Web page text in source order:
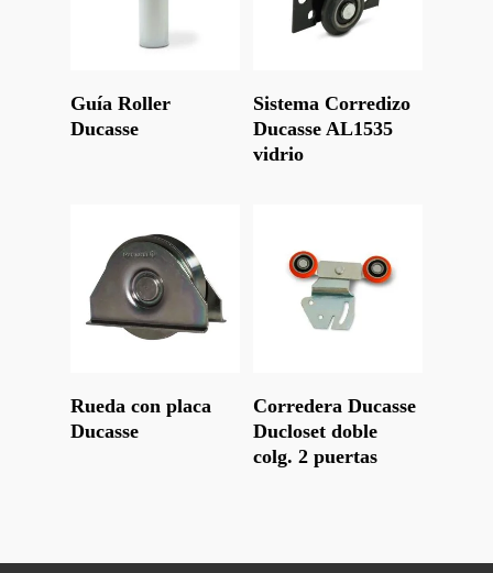
Leer Más
Guía Roller
Ducasse
Sistema Corredizo
Ducasse AL1535
vidrio
Rueda con placa
Ducasse
Corredera Ducasse
Ducloset doble
colg. 2 puertas